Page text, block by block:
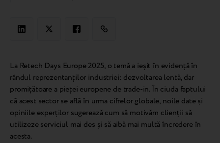
La Retech Days Europe 2025, o temă a ieșit în evidență în
rândul reprezentanților industriei: dezvoltarea lentă, dar
promițătoare a pieței europene de trade-in. În ciuda faptului
că acest sector se află în urma cifrelor globale, noile date și
opiniile experților sugerează cum să motivăm clienții să
utilizeze serviciul mai des și să aibă mai multă încredere în
acesta.